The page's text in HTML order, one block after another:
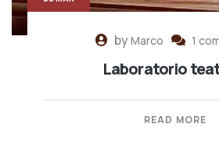
byMarco 1
Laboratorio
READ MORE